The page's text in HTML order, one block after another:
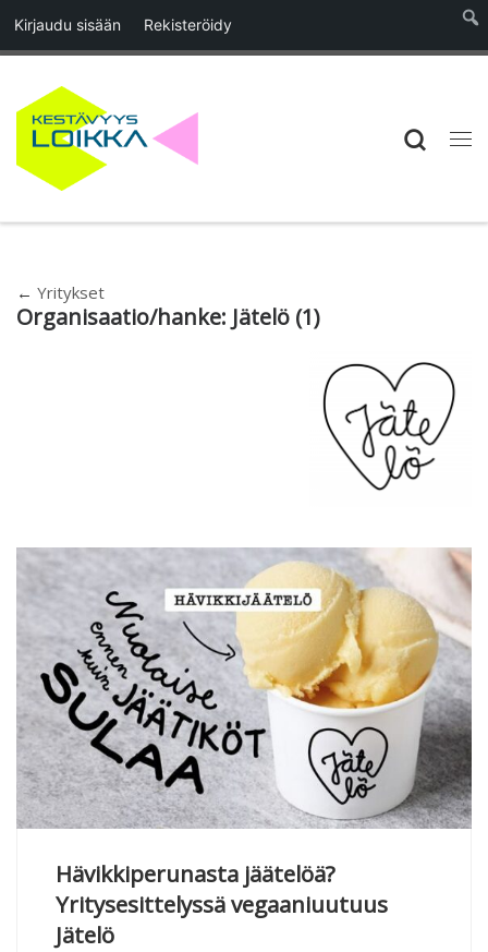
Kirjaudu sisään Rekisteröidy
Skip to content
← Yritykset
Organisaatio/hanke: Jätelö (1)
Hävikkiperunasta jäätelöä?
Yritysesittelyssä vegaaniuutuus
Jätelö